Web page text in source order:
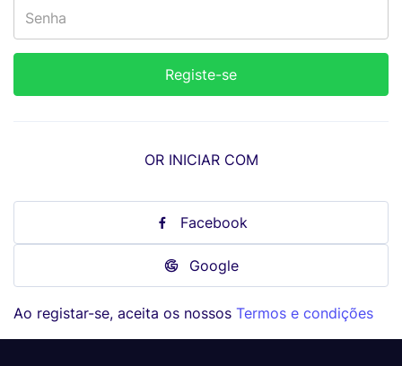
OR INICIAR COM
Facebook
Google
Ao registar-se, aceita os nossos Termos e condições